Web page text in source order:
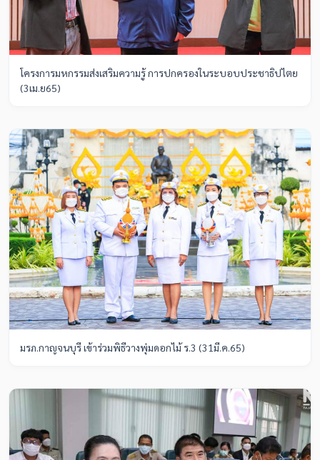
โครงการมหกรรมส่งเสริมความรู้ การปกครองในระบอบประชาธิปไตย
(3เม.ย65)
มรภ.กาญจนบุรี เข้าร่วมพิธีวางพุ่มดอกไม้ ร.3 (31มี.ค.65)